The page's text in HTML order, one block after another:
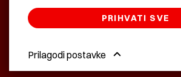
Prilagodi postavke
PRIHVATI SVE